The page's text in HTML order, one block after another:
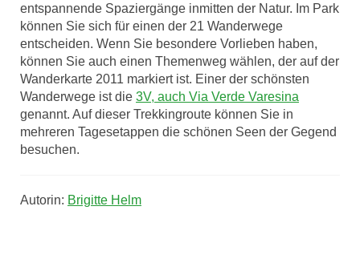
entspannende Spaziergänge inmitten der Natur. Im Park
können Sie sich für einen der 21 Wanderwege
entscheiden. Wenn Sie besondere Vorlieben haben,
können Sie auch einen Themenweg wählen, der auf der
Wanderkarte 2011 markiert ist. Einer der schönsten
Wanderwege ist die 3V, auch Via Verde Varesina
genannt. Auf dieser Trekkingroute können Sie in
mehreren Tagesetappen die schönen Seen der Gegend
besuchen.
Autorin: Brigitte Helm